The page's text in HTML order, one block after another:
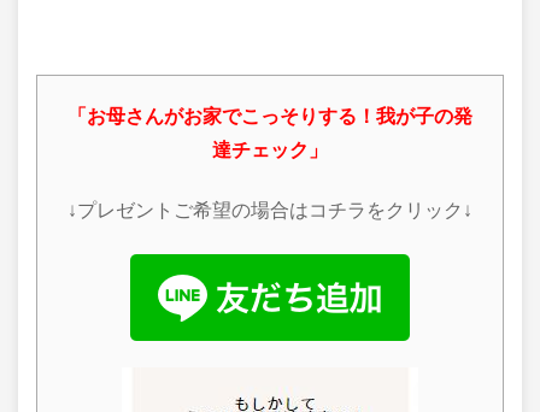
「お母さんがお家でこっそりする！我が子の発
達チェック」
↓プレゼントご希望の場合はコチラをクリック↓